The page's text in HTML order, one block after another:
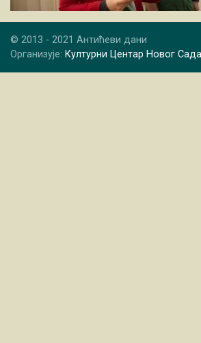
© 2013 - 2021 Антићеви дани
Организује: Културни Центар Новог Сада